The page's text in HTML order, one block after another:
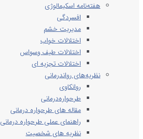
هفته‌نامه اسکیمالوژی
افسردگی
مدیریت خشم
اختلالات خواب
اختلالات طیف وسواس
اختلالات تجزیه ای
نظریه‌های رواندرمانی
روانکاوی
طرحواره‌درمانی
مقاله های طرحواره درمانی
راهنمای عملی طرحواره درمانی
نظریه های شخصیت